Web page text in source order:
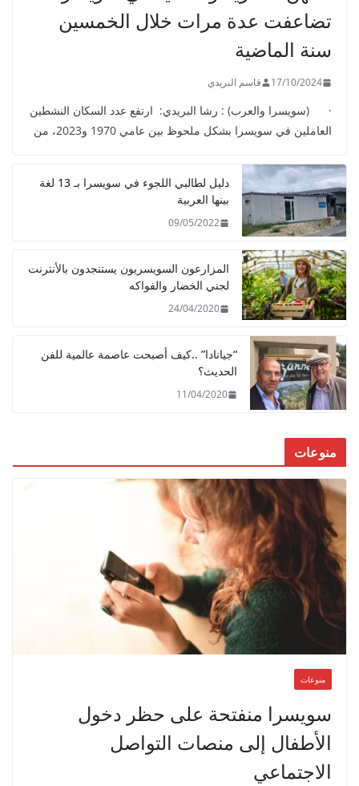
تضاعفت عدة مرات خلال الخمسين
سنة الماضية
17/10/2024 قاسم البريدي
· (سويسرا والعرب) : رشا البريدي: ارتفع عدد السكان النشطين
العاملين في سويسرا بشكل ملحوظ بين عامي 1970 و2023، من
دليل لطالبي اللجوء في سويسرا بـ 13 لغة
بينها العربية
09/05/2022
المزارعون السويسريون يستنجدون بالأنترنت
لجني الخضار والفواكه
24/04/2020
“جيانادا” ..كيف أصبحت عاصمة عالمية للفن
الحديث؟
11/04/2020
منوعات
منوعات
سويسرا منفتحة على حظر دخول
الأطفال إلى منصات التواصل
الاجتماعي